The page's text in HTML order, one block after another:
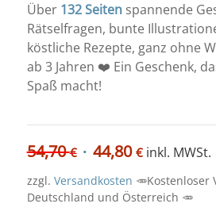
Über 132 Seitenspannende
Rätselfragen, bunte
köstliche Rezepte, ganz ohne
ab 3 Jahren ❤️ Ein Geschenk,
Spaß macht!
54,70€ Ursprünglicher
war:
44,80 €Aktueller
ist:
inkl. MWSt.
zzgl. Versandkosten